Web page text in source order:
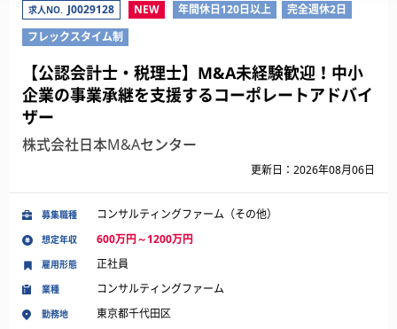
求人NO. J0029128 NEW 年間休日120日以上
完全週休2日
フレックスタイム制
【公認会計士・税理士】M&A未経験歓迎！中小
企業の事業承継を支援するコーポレートアドバイ
ザー
株式会社日本M&Aセンター
更新日：2026年08月06日
募集職種 コンサルティングファーム（その他）
想定年収 600万円～1200万円
業種 コンサルティングファーム
勤務地 東京都千代田区
雇用形態 正社員